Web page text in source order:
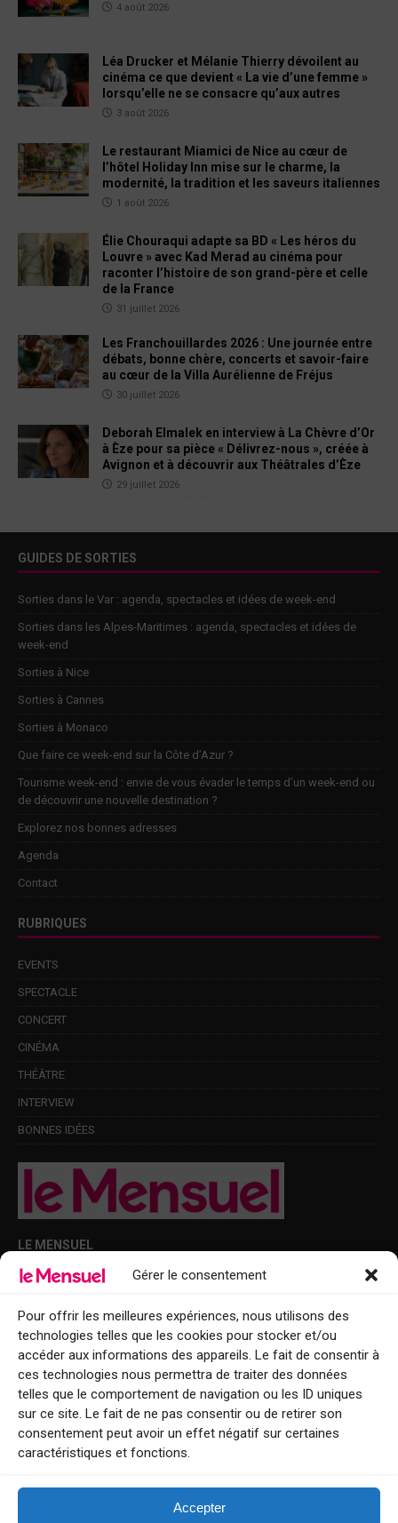
Gérer le consentement
Pour offrir les meilleures expériences, nous utilisons des
technologies telles que les cookies pour stocker et/ou
accéder aux informations des appareils. Le fait de consentir à
ces technologies nous permettra de traiter des données
telles que le comportement de navigation ou les ID uniques
sur ce site. Le fait de ne pas consentir ou de retirer son
consentement peut avoir un effet négatif sur certaines
caractéristiques et fonctions.
Accepter
4 août 2026
Léa Drucker et Mélanie Thierry dévoilent au
cinéma ce que devient « La vie d’une femme »
lorsqu’elle ne se consacre qu’aux autres
3 août 2026
Le restaurant Miamici de Nice au cœur de
l’hôtel Holiday Inn mise sur le charme, la
modernité, la tradition et les saveurs italiennes
1 août 2026
Élie Chouraqui adapte sa BD « Les héros du
Louvre » avec Kad Merad au cinéma pour
raconter l’histoire de son grand-père et celle
de la France
31 juillet 2026
Les Franchouillardes 2026 : Une journée entre
débats, bonne chère, concerts et savoir-faire
au cœur de la Villa Aurélienne de Fréjus
30 juillet 2026
Deborah Elmalek en interview à La Chèvre d’Or
à Èze pour sa pièce « Délivrez-nous », créée à
Avignon et à découvrir aux Théâtrales d’Èze
29 juillet 2026
GUIDES DE SORTIES
Sorties dans le Var : agenda, spectacles et idées de week-end
Sorties dans les Alpes-Maritimes : agenda, spectacles et idées de
week-end
Sorties à Nice
Sorties à Cannes
Sorties à Monaco
Que faire ce week-end sur la Côte d’Azur ?
Tourisme week-end : envie de vous évader le temps d’un week-end ou
de découvrir une nouvelle destination ?
Explorez nos bonnes adresses
Agenda
Contact
RUBRIQUES
EVENTS
SPECTACLE
CONCERT
CINÉMA
THÉÂTRE
INTERVIEW
BONNES IDÉES
LE MENSUEL
Points de diffusion Var et Alpes-Maritimes : oû trouver Le Mensuel ?
Le Mensuel en PDF : consultez le magazine en ligne
Qui sommes-nous ?
BFM Top Sorties
EVENT
Tourisme week-end : envie de vous évader le temps d’un week-end ou
Explorez nos bonnes adresses